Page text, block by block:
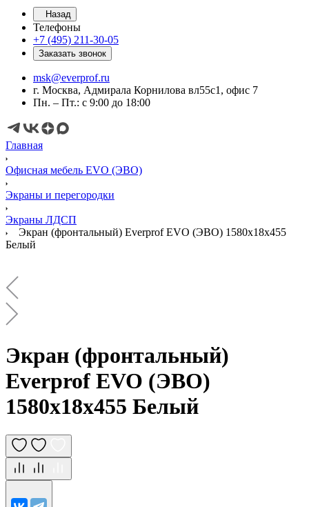
Назад
Телефоны
+7 (495) 211-30-05
Заказать звонок
msk@everprof.ru
г. Москва, Адмирала Корнилова вл55с1, офис 7
Пн. – Пт.: с 9:00 до 18:00
Главная
Офисная мебель EVO (ЭВО)
Экраны и перегородки
Экраны ЛДСП
Экран (фронтальный) Everprof EVO (ЭВО) 1580х18x455
Белый
Экран (фронтальный)
Everprof EVO (ЭВО)
1580х18x455 Белый